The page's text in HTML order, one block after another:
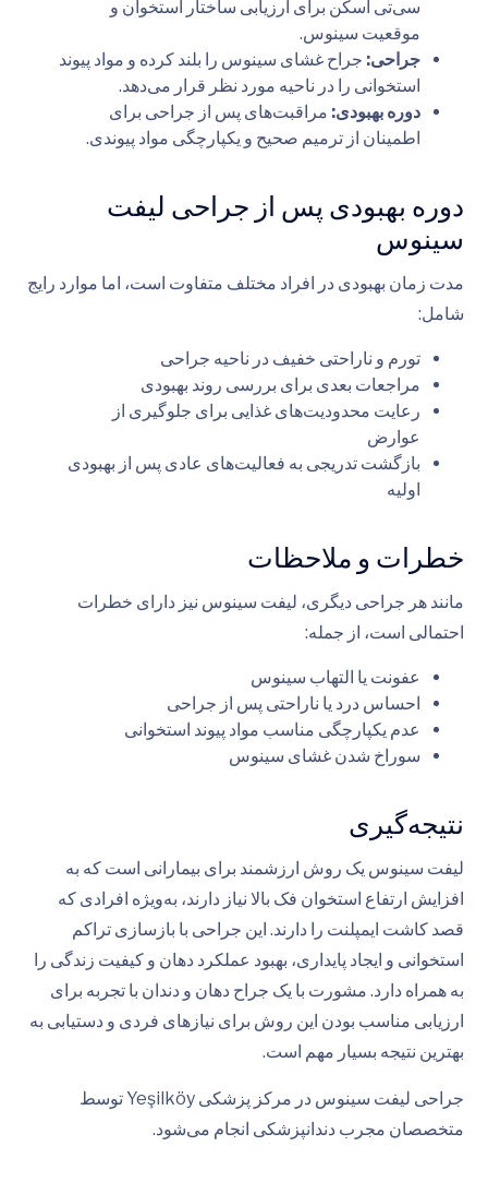
سی‌تی اسکن برای ارزیابی ساختار استخوان و
موقعیت سینوس.
جراحی: جراح غشای سینوس را بلند کرده و مواد پیوند
استخوانی را در ناحیه مورد نظر قرار می‌دهد.
دوره بهبودی: مراقبت‌های پس از جراحی برای
اطمینان از ترمیم صحیح و یکپارچگی مواد پیوندی.
دوره بهبودی پس از جراحی لیفت
سینوس
مدت زمان بهبودی در افراد مختلف متفاوت است، اما موارد رایج
شامل:
تورم و ناراحتی خفیف در ناحیه جراحی
مراجعات بعدی برای بررسی روند بهبودی
رعایت محدودیت‌های غذایی برای جلوگیری از
عوارض
بازگشت تدریجی به فعالیت‌های عادی پس از بهبودی
اولیه
خطرات و ملاحظات
مانند هر جراحی دیگری، لیفت سینوس نیز دارای خطرات
احتمالی است، از جمله:
عفونت یا التهاب سینوس
احساس درد یا ناراحتی پس از جراحی
عدم یکپارچگی مناسب مواد پیوند استخوانی
سوراخ شدن غشای سینوس
نتیجه‌گیری
لیفت سینوس یک روش ارزشمند برای بیمارانی است که به
افزایش ارتفاع استخوان فک بالا نیاز دارند، به‌ویژه افرادی که
قصد کاشت ایمپلنت را دارند. این جراحی با بازسازی تراکم
استخوانی و ایجاد پایداری، بهبود عملکرد دهان و کیفیت زندگی را
به همراه دارد. مشورت با یک جراح دهان و دندان با تجربه برای
ارزیابی مناسب بودن این روش برای نیازهای فردی و دستیابی به
بهترین نتیجه بسیار مهم است.
جراحی لیفت سینوس در مرکز پزشکی Yeşilköy توسط
متخصصان مجرب دندانپزشکی انجام می‌شود.